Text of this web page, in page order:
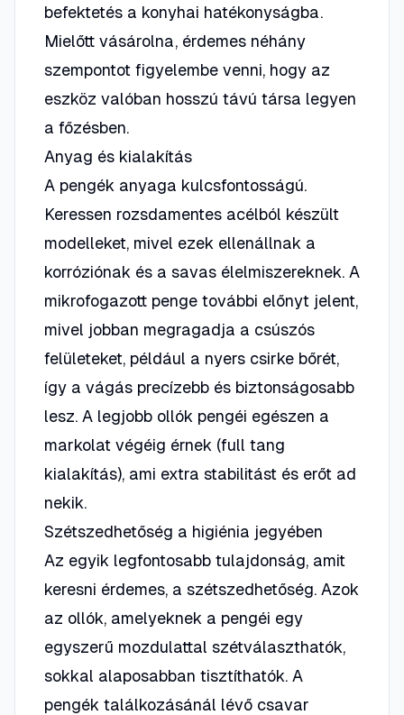
befektetés a konyhai hatékonyságba.
Mielőtt vásárolna, érdemes néhány
szempontot figyelembe venni, hogy az
eszköz valóban hosszú távú társa legyen
a főzésben.
Anyag és kialakítás
A pengék anyaga kulcsfontosságú.
Keressen rozsdamentes acélból készült
modelleket, mivel ezek ellenállnak a
korróziónak és a savas élelmiszereknek. A
mikrofogazott penge további előnyt jelent,
mivel jobban megragadja a csúszós
felületeket, például a nyers csirke bőrét,
így a vágás precízebb és biztonságosabb
lesz. A legjobb ollók pengéi egészen a
markolat végéig érnek (full tang
kialakítás), ami extra stabilitást és erőt ad
nekik.
Szétszedhetőség a higiénia jegyében
Az egyik legfontosabb tulajdonság, amit
keresni érdemes, a szétszedhetőség. Azok
az ollók, amelyeknek a pengéi egy
egyszerű mozdulattal szétválaszthatók,
sokkal alaposabban tisztíthatók. A
pengék találkozásánál lévő csavar